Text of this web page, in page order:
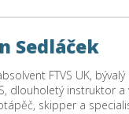
Sedláček
FTVS UK, bývalý
dlouholetý instruktor a
skipper a